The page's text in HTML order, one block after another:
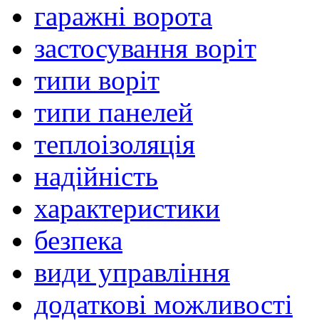
гаражні ворота
застосування воріт
типи воріт
типи панелей
теплоізоляція
надійність
характеристики
безпека
види управління
додаткові можливості